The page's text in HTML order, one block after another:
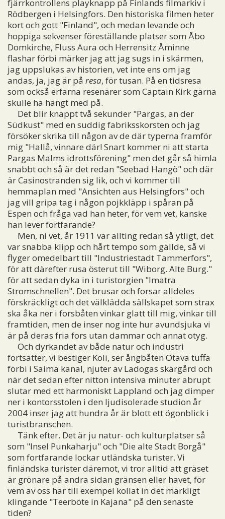
fjärrkontrollens playknapp på Finlands filmarkiv i
Rödbergen i Helsingfors. Den historiska filmen heter
kort och gott "Finland", och medan levande och
hoppiga sekvenser föreställande platser som Åbo
Domkirche, Fluss Aura och Herrensitz Åminne
flashar förbi märker jag att jag sugs in i skärmen,
jag uppslukas av historien, vet inte ens om jag
andas, ja, jag är på resa, för tusan. På en tidsresa
som också erfarna resenärer som Captain Kirk gärna
skulle ha hängt med på.
Det blir knappt två sekunder "Pargas, an der
Südkust" med en suddig fabriksskorsten och jag
försöker skrika till någon av de där typerna framför
mig "Hallå, vinnare där! Snart kommer ni att starta
Pargas Malms idrottsförening" men det går så himla
snabbt och så är det redan "Seebad Hangö" och där
är Casinostranden sig lik, och vi kommer till
hemmaplan med "Ansichten aus Helsingfors" och
jag vill gripa tag i någon pojkkläpp i spåran på
Espen och fråga vad han heter, för vem vet, kanske
han lever fortfarande?
Men, ni vet, år 1911 var allting redan så ytligt, det
var snabba klipp och hårt tempo som gällde, så vi
flyger omedelbart till "Industriestadt Tammerfors",
för att därefter rusa österut till "Wiborg. Alte Burg."
för att sedan dyka in i turistorgien "Imatra
Stromschnellen". Det brusar och forsar alldeles
förskräckligt och det välklädda sällskapet som strax
ska åka ner i forsbåten vinkar glatt till mig, vinkar till
framtiden, men de inser nog inte hur avundsjuka vi
är på deras fria fors utan dammar och annat otyg.
Och dyrkandet av både natur och industri
fortsätter, vi bestiger Koli, ser ångbåten Otava tuffa
förbi i Saima kanal, njuter av Ladogas skärgård och
när det sedan efter nitton intensiva minuter abrupt
slutar med ett harmoniskt Lappland och jag dimper
ner i kontorsstolen i den ljudisolerade studion år
2004 inser jag att hundra år är blott ett ögonblick i
turistbranschen.
Tänk efter. Det är ju natur- och kulturplatser så
som "Insel Punkaharju" och "Die alte Stadt Borgå"
som fortfarande lockar utländska turister. Vi
finländska turister däremot, vi tror alltid att gräset
är grönare på andra sidan gränsen eller havet, för
vem av oss har till exempel kollat in det märkligt
klingande "Teerböte in Kajana" på den senaste
tiden?